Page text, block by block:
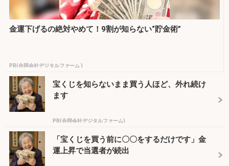
金運下げるの絶対やめて！9割が知らない“貯金術”
PR(合同会社デジタルファーム )
宝くじを知らないまま買う人ほど、外れ続け
ます
PR(合同会社デジタルファーム)
「宝くじを買う前に〇〇をするだけです」金
運上昇で当選者が続出